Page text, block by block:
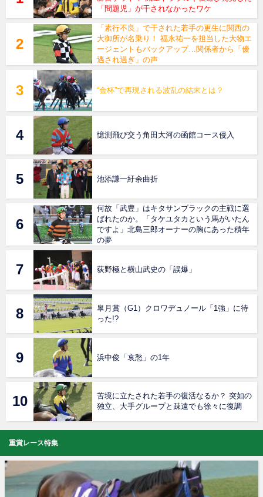
「問題児」が干されなかったワケ
「素行不良」で干された若手の更生に関西の
大御所が名乗り！ 福永祐一を担当した大物エ
ージェントもバックアップ…関係者から「優
遇され過ぎ」の声
“金杯”で再現される波乱の結末とは？
憶測飛び交う角田大河の函館コース侵入
池添謙一紆余曲折
何故「武豊」はキタサンブラックの主戦に選
ばれたのか。「タケユタカという馬がいたん
ですよ」北島三郎オーナーの胸にあった積年
の夢
荻野極と横山武史の「誤爆」
皐月賞（G1）クロワデュノール「1強」に待
った!?
浜中俊「哀愁」の1年
苦境に立たされた若手の復活なるか？ 突如の
独立、大手グループと疎遠でも徐々に復調
重賞レース特集